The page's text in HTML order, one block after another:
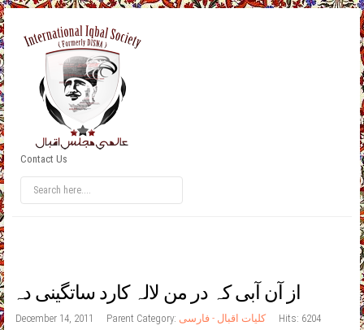
Contact Us
از آن آبی کہ در من لالہ کارد ساتگینی دہ
December 14, 2011 Parent Category: کلیات اقبال - فارسی
Hits: 6204